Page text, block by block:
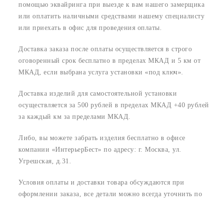
помощью эквайринга при выезде к вам нашего замерщика
или оплатить наличными средствами нашему специалисту
или приехать в офис для проведения оплаты.
Доставка заказа после оплаты осуществляется в строго
оговоренный срок бесплатно в пределах МКАД и 5 км от
МКАД, если выбрана услуга установки «под ключ».
Доставка изделий для самостоятельной установки
осуществляется за 500 рублей в пределах МКАД +40 рублей
за каждый км за пределами МКАД.
Либо, вы можете забрать изделия бесплатно в офисе
компании «ИнтерьерБест» по адресу: г. Москва, ул.
Угрешская, д.31.
Условия оплаты и доставки товара обсуждаются при
оформлении заказа, все детали можно всегда уточнить по